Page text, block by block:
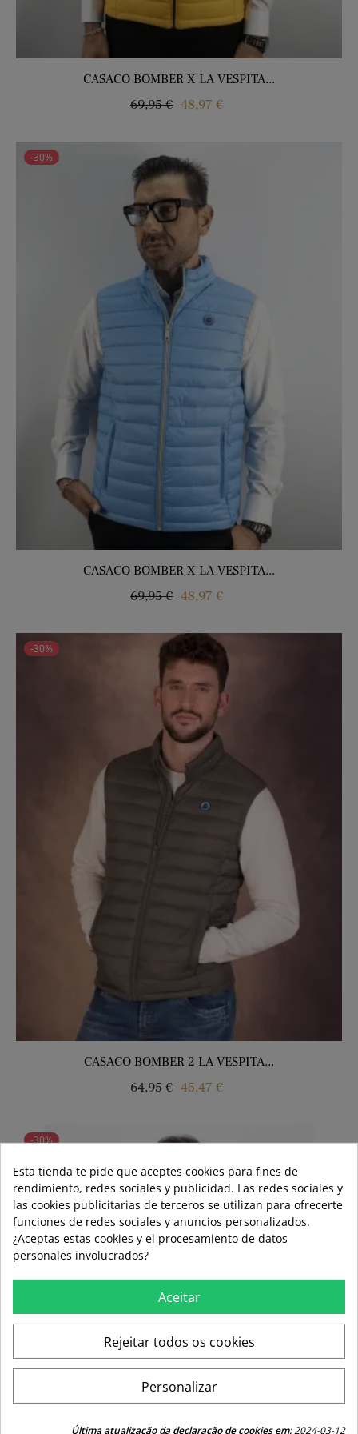
CASACO BOMBER X LA VESPITA...
Regular
69,95 € Price
48,97 €
-30%
CASACO BOMBER X LA VESPITA...
Regular
69,95 € Price
48,97 €
-30%
CASACO BOMBER 2 LA VESPITA...
Regular
64,95 € Price
45,47 €
-30%
Esta tienda te pide que aceptes cookies para fines de
rendimiento, redes sociales y publicidad. Las redes sociales y
las cookies publicitarias de terceros se utilizan para ofrecerte
funciones de redes sociales y anuncios personalizados.
¿Aceptas estas cookies y el procesamiento de datos
personales involucrados?
Aceitar
Rejeitar todos os cookies
Personalizar
Última atualização da declaração de cookies em:2024-03-12